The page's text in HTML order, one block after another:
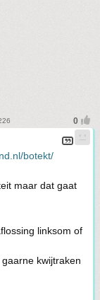
botekt/
maar dat gaat
linksom of
kwijtraken